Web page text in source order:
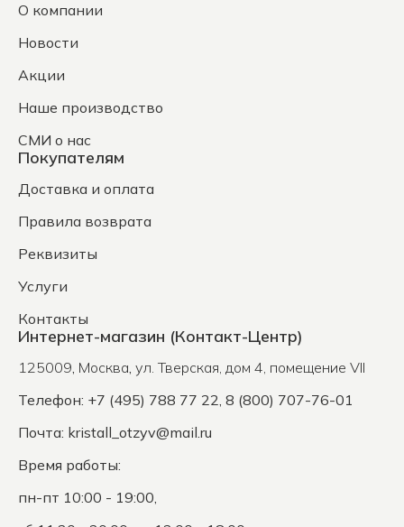
О компании
Новости
Акции
Наше производство
СМИ о нас
Покупателям
Доставка и оплата
Правила возврата
Реквизиты
Услуги
Контакты
Интернет-магазин (Контакт-Центр)
125009, Москва, ул. Тверская, дом 4, помещение VII
Телефон: +7 (495) 788 77 22, 8 (800) 707-76-01
Почта: kristall_otzyv@mail.ru
Время работы:
пн-пт 10:00 - 19:00,